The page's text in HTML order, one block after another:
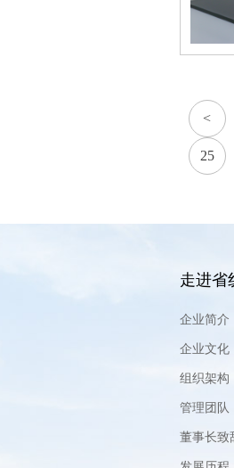
<
25
走进省
企业简介
企业文化
组织架构
管理团队
董事长致